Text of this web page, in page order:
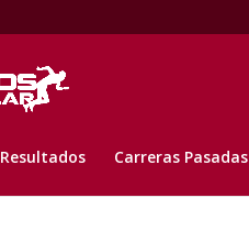
Resultados Carreras Pasadas